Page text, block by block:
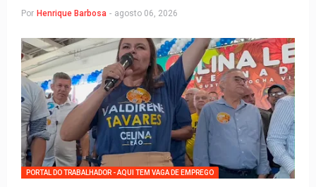
Por Henrique Barbosa - agosto 06, 2026
PORTAL DO TRABALHADOR - AQUI TEM VAGA DE EMPREGO